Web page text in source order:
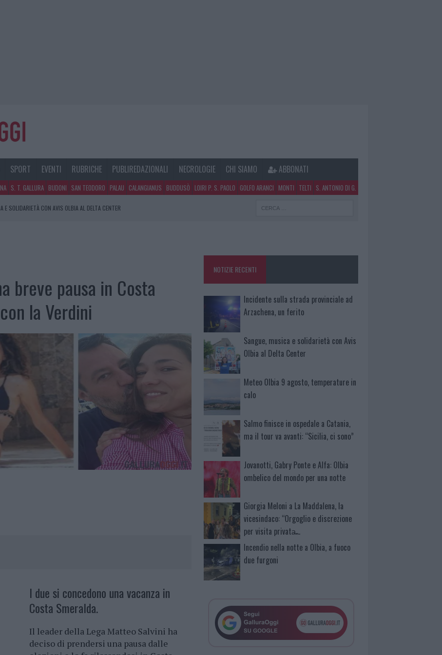
SPORT EVENTI RUBRICHE PUBLIREDAZIONALI NECROLOGIE CHI SIAMO ABBONATI
S. T. GALLURA BUDONI SAN TEODORO PALAU CALANGIANUS BUDDUSÒ LOIRI P. S. PAOLO GOLFO ARANCI MONTI TELTI S. ANTONIO DI G.
E SOLIDARIETÀ CON AVIS OLBIA AL DELTA CENTER
OLBIA OMBELICO DEL MONDO PER UNA NOTTE
breve pausa in Costa
la Verdini
I due si concedono una vacanza in
Costa Smeralda.
Il leader della Lega Matteo Salvini ha
deciso di prendersi una pausa dalle
NOTIZIE RECENTI
Incidente sulla strada provinciale ad
Arzachena, un ferito
Sangue, musica e solidarietà con Avis
Olbia al Delta Center
Meteo Olbia 9 agosto, temperature in
calo
Salmo finisce in ospedale a Catania,
ma il tour va avanti: “Sicilia, ci sono”
Jovanotti, Gabry Ponte e Alfa: Olbia
ombelico del mondo per una notte
Giorgia Meloni a La Maddalena, la
vicesindaco: “Orgoglio e discrezione
per visita privata̶…
Incendio nella notte a Olbia, a fuoco
due furgoni